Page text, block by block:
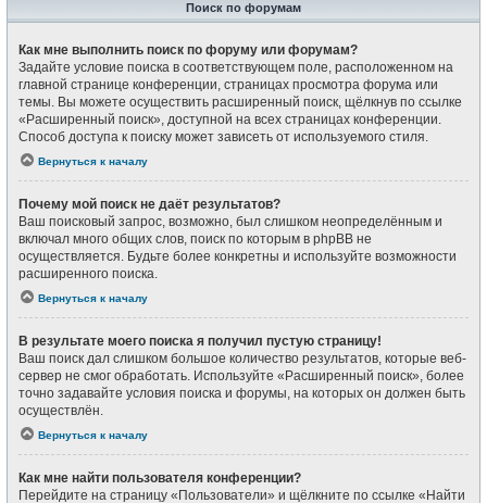
Поиск по форумам
Как мне выполнить поиск по форуму или форумам?
Задайте условие поиска в соответствующем поле, расположенном на
главной странице конференции, страницах просмотра форума или
темы. Вы можете осуществить расширенный поиск, щёлкнув по ссылке
«Расширенный поиск», доступной на всех страницах конференции.
Способ доступа к поиску может зависеть от используемого стиля.
Вернуться к началу
Почему мой поиск не даёт результатов?
Ваш поисковый запрос, возможно, был слишком неопределённым и
включал много общих слов, поиск по которым в phpBB не
осуществляется. Будьте более конкретны и используйте возможности
расширенного поиска.
Вернуться к началу
В результате моего поиска я получил пустую страницу!
Ваш поиск дал слишком большое количество результатов, которые веб-
сервер не смог обработать. Используйте «Расширенный поиск», более
точно задавайте условия поиска и форумы, на которых он должен быть
осуществлён.
Вернуться к началу
Как мне найти пользователя конференции?
Перейдите на страницу «Пользователи» и щёлкните по ссылке «Найти